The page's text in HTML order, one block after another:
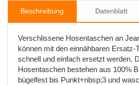
Beschreibung Datenblatt
Verschlissene Hosentaschen an
können mit den einnähbaren Ersatz-
schnell und einfach ersetzt werden.
Hosentaschen bestehen aus 100%
bügelfest bis Punkt+nbsp;3 und